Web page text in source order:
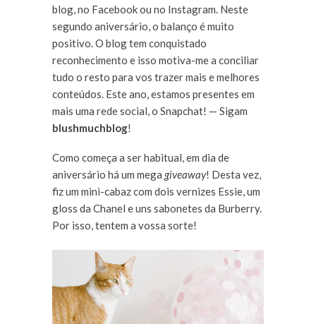
blog, no Facebook ou no Instagram. Neste
segundo aniversário, o balanço é muito
positivo. O blog tem conquistado
reconhecimento e isso motiva-me a conciliar
tudo o resto para vos trazer mais e melhores
conteúdos. Este ano, estamos presentes em
mais uma rede social, o Snapchat! — Sigam
blushmuchblog!
Como começa a ser habitual, em dia de
aniversário há um mega giveaway! Desta vez,
fiz um mini-cabaz com dois vernizes Essie, um
gloss da Chanel e uns sabonetes da Burberry.
Por isso, tentem a vossa sorte!